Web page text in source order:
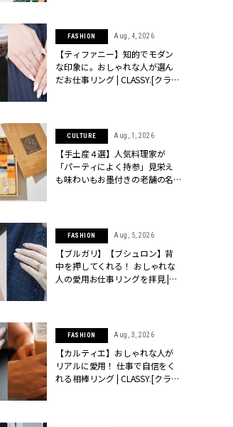
FASHION Aug, 4, 2026
【ティファニー】知的でモダン
な印象に。おしゃれな人が選ん
だお仕事リング | CLASSY.[クラッ
CULTURE Aug, 1, 2026
【手土産４選】人気料理家が
「パーティによく持参」見栄え
も味わいもお墨付きの老舗の名
FASHION Aug, 5, 2026
【ブルガリ】【ブシュロン】背
中を押してくれる！ おしゃれな
人の愛用お仕事リングを拝見 |
FASHION Aug, 3, 2026
【カルティエ】おしゃれな人が
リアルに愛用！ 仕事で自信をく
れる相棒リング | CLASSY.[クラッ